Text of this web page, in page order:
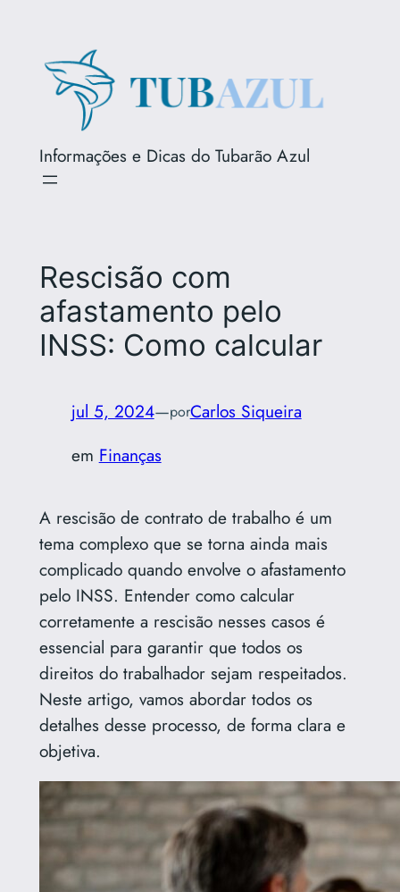
conteúdo
Informações e Dicas do Tubarão Azul
Rescisão com
afastamento pelo
INSS: Como calcular
jul 5, 2024—porCarlos Siqueira
em Finanças
A rescisão de contrato de trabalho é um
tema complexo que se torna ainda mais
complicado quando envolve o afastamento
pelo INSS. Entender como calcular
corretamente a rescisão nesses casos é
essencial para garantir que todos os
direitos do trabalhador sejam respeitados.
Neste artigo, vamos abordar todos os
detalhes desse processo, de forma clara e
objetiva.